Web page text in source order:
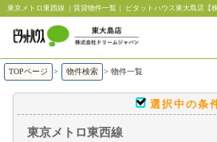
東京メトロ東西線 ｜賃貸物件一覧｜ ピタットハウス東大島店【
TOPページ > 物件検索 > 物件一覧
選択中の条
東京メトロ東西線